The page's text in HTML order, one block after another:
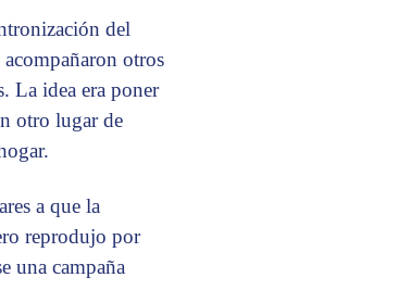
del
otros
La idea era poner
otro lugar de
a que la
reprodujo por
una campaña